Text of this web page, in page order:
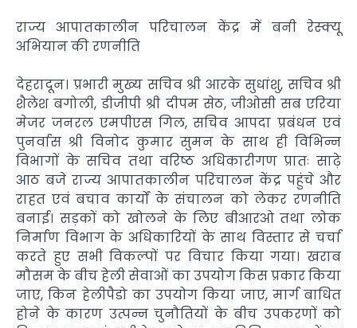
राज्य आपातकालीन परिचालन केंद्र में बनी रेस्क्यू
अभियान की रणनीति
देहरादून। प्रभारी मुख्य सचिव श्री आरके सुधांशु, सचिव श्री
शैलेश बगोली, डीजीपी श्री दीपम सेठ, जीओसी सब एरिया
मेजर जनरल एमपीएस गिल, सचिव आपदा प्रबंधन एवं
पुनर्वास श्री विनोद कुमार सुमन के साथ ही विभिन्न
विभागों के सचिव तथा वरिष्ठ अधिकारीगण प्रातः साढ़े
आठ बजे राज्य आपातकालीन परिचालन केंद्र पहुंचे और
राहत एवं बचाव कार्यों के संचालन को लेकर रणनीति
बनाई। सड़कों को खोलने के लिए बीआरओ तथा लोक
निर्माण विभाग के अधिकारियों के साथ विस्तार से चर्चा
करते हुए सभी विकल्पों पर विचार किया गया। खराब
मौसम के बीच हेली सेवाओं का उपयोग किस प्रकार किया
जाए, किन हेलीपैडो का उपयोग किया जाए, मार्ग बाधित
होने के कारण उत्पन्न चुनौतियों के बीच उपकरणों को